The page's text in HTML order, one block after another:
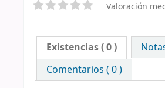
Valoración
Existencias( 0 )
Comentarios ( 0 )